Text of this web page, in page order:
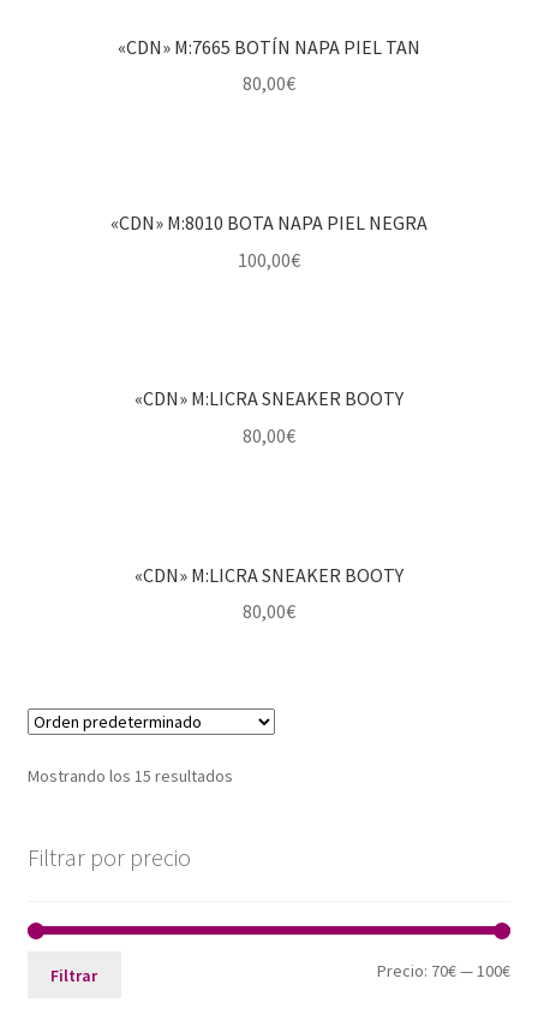
«CDN» M:7665 BOTÍN NAPA PIEL TAN
80,00€
«CDN» M:8010 BOTA NAPA PIEL NEGRA
100,00€
«CDN» M:LICRA SNEAKER BOOTY
80,00€
«CDN» M:LICRA SNEAKER BOOTY
80,00€
Mostrando los 15 resultados
Filtrar por precio
Filtrar Precio: 70€—100€